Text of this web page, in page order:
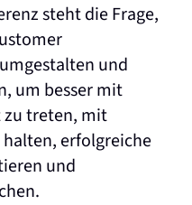
steht die Frage,
und
um besser mit
zu treten, mit
erfolgreiche
und